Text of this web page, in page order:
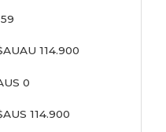
114.900
0
114.900